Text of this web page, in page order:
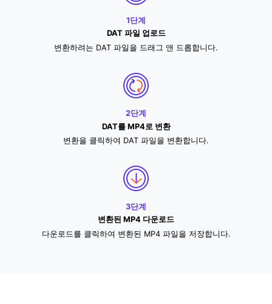
1단계
DAT 파일 업로드
변환하려는 DAT 파일을 드래그 앤 드롭합니다.
2단계
DAT를 MP4로 변환
변환을 클릭하여 DAT 파일을 변환합니다.
3단계
변환된 MP4 다운로드
다운로드를 클릭하여 변환된 MP4 파일을 저장합니다.